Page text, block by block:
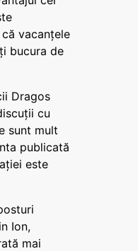
vacanțele
bucura de
Dragos
cu
sunt mult
publicată
este
Ion,
mai